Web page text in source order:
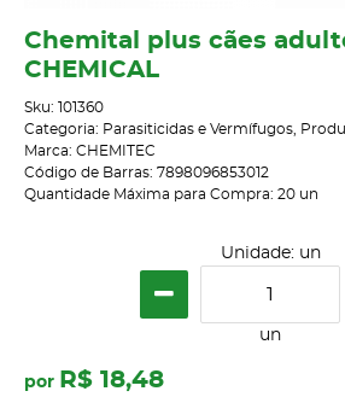
Chemital plus cães
CHEMICAL
Sku: 101360
Categoria: Parasiticidas e Vermífugos
Marca: CHEMITEC
Código de Barras: 7898096853012
Quantidade Máxima para Compra: 20 un
Unidade: un
un
por R$ 18,48